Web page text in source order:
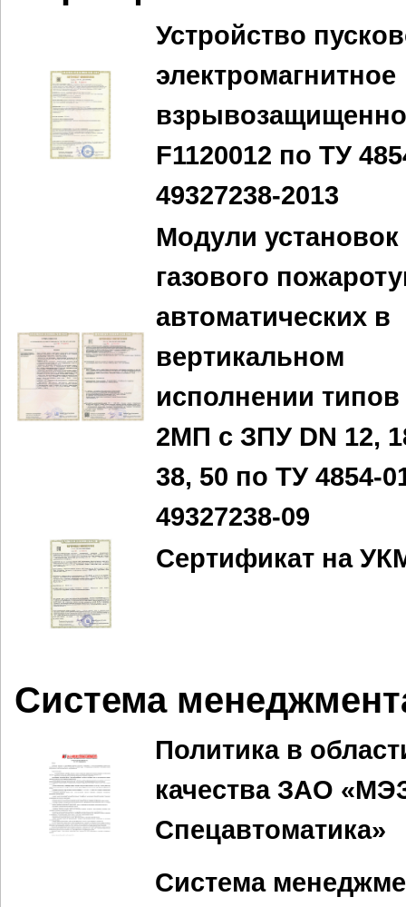
Устройство
электромагнитное
F1120012 по ТУ
49327238-2013
Модули установок
газового
автоматических в
вертикальном
исполнении
2МП с ЗПУ DN 12,
38, 50 по ТУ 4854-
49327238-09
Сертификат на
Система
Политика в
качества ЗАО
Спецавтоматика»
Система